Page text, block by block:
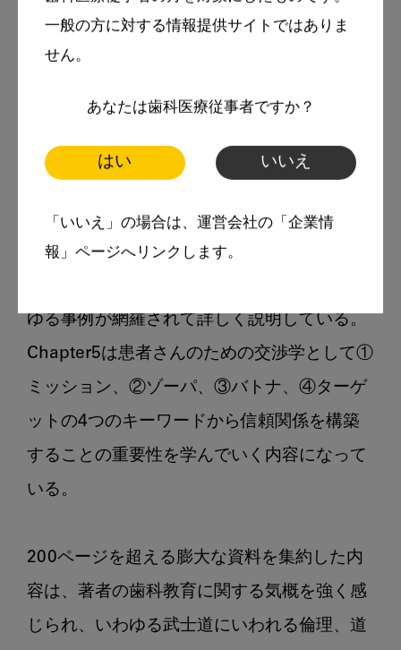
一般の方に対する情報提供サイトではありま
せん。
あなたは歯科医療従事者ですか？
はい いいえ
「いいえ」の場合は、運営会社の「企業情
報」ページへリンクします。
いる。Chapter2は資料収集や読影を行い、治
療計画から導かれる治療順序を確実に習得す
Chapter3は臨床の幹と題し、咬合、ペリオ、
エンドに関する17項目をあげ、若手臨床医が
必ず悩むであろう症例に対し、エックス線と
口腔内写真により細かく分析し、基本的な術
式を用いて適正な結果が導けるような内容に
ゆる事例が網羅されて詳しく説明している。
Chapter5は患者さんのための交渉学として①
ミッション、②ゾーパ、③バトナ、④ターゲ
ットの4つのキーワードから信頼関係を構築
することの重要性を学んでいく内容になって
いる。
200ページを超える膨大な資料を集約した内
容は、著者の歯科教育に関する気概を強く感
じられ、いわゆる武士道にいわれる倫理、道